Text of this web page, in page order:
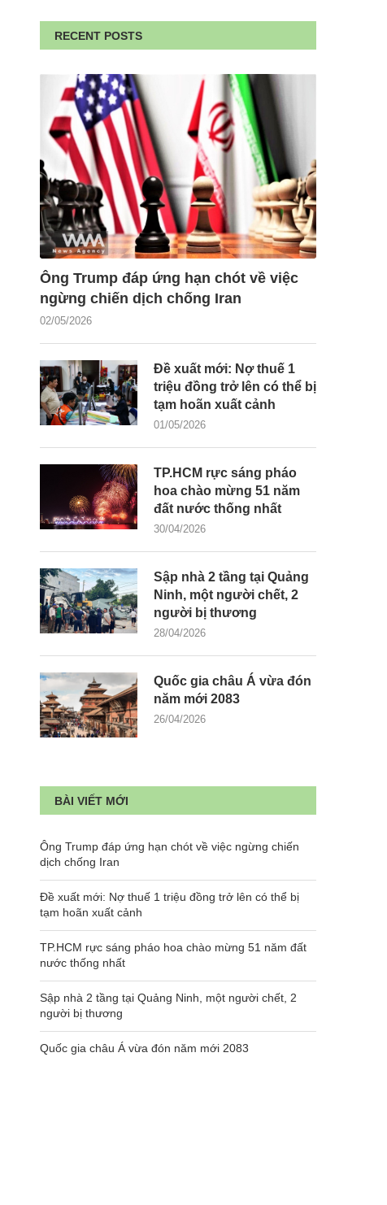
RECENT POSTS
Ông Trump đáp ứng hạn chót về việc
ngừng chiến dịch chống Iran
02/05/2026
Đề xuất mới: Nợ thuế 1
triệu đồng trở lên có thể bị
tạm hoãn xuất cảnh
01/05/2026
TP.HCM rực sáng pháo
hoa chào mừng 51 năm
đất nước thống nhất
30/04/2026
Sập nhà 2 tầng tại Quảng
Ninh, một người chết, 2
người bị thương
28/04/2026
Quốc gia châu Á vừa đón
năm mới 2083
26/04/2026
BÀI VIẾT MỚI
Ông Trump đáp ứng hạn chót về việc ngừng chiến
dịch chống Iran
Đề xuất mới: Nợ thuế 1 triệu đồng trở lên có thể bị
tạm hoãn xuất cảnh
TP.HCM rực sáng pháo hoa chào mừng 51 năm đất
nước thống nhất
Sập nhà 2 tầng tại Quảng Ninh, một người chết, 2
người bị thương
Quốc gia châu Á vừa đón năm mới 2083